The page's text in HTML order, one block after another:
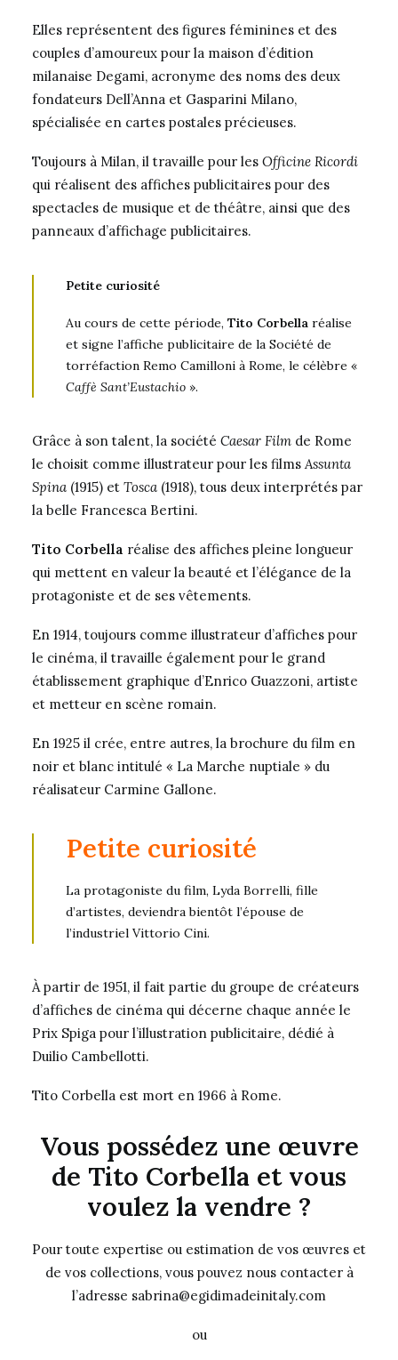
Elles représentent des figures féminines et des
couples d’amoureux pour la maison d’édition
milanaise Degami, acronyme des noms des deux
fondateurs Dell’Anna et Gasparini Milano,
spécialisée en cartes postales précieuses.
Toujours à Milan, il travaille pour les Officine Ricordi
qui réalisent des affiches publicitaires pour des
spectacles de musique et de théâtre, ainsi que des
panneaux d’affichage publicitaires.
Petite curiosité
Au cours de cette période, Tito Corbella réalise
et signe l’affiche publicitaire de la Société de
torréfaction Remo Camilloni à Rome, le célèbre «
Caffè Sant’Eustachio ».
Grâce à son talent, la société Caesar Film de Rome
le choisit comme illustrateur pour les filmsAssunta
Spina (1915) et Tosca (1918), tous deux interprétés par
la belle Francesca Bertini.
Tito Corbella réalise des affiches pleine longueur
qui mettent en valeur la beauté et l’élégance de la
protagoniste et de ses vêtements.
En 1914, toujours comme illustrateur d’affiches pour
le cinéma, il travaille également pour le grand
établissement graphique d’Enrico Guazzoni, artiste
et metteur en scène romain.
En 1925 il crée, entre autres, la brochure du film en
noir et blanc intitulé « La Marche nuptiale » du
réalisateur Carmine Gallone.
Petite curiosité
La protagoniste du film, Lyda Borrelli, fille
d’artistes, deviendra bientôt l’épouse de
l’industriel Vittorio Cini.
À partir de 1951, il fait partie du groupe de créateurs
d’affiches de cinéma qui décerne chaque année le
Prix Spiga pour l’illustration publicitaire, dédié à
Duilio Cambellotti.
Tito Corbella est mort en 1966 à Rome.
Vous possédez une œuvre
de Tito Corbella et vous
voulez la vendre ?
Pour toute expertise ou estimation de vos œuvres et
de vos collections, vous pouvez nous contacter à
l’adresse sabrina@egidimadeinitaly.com
ou